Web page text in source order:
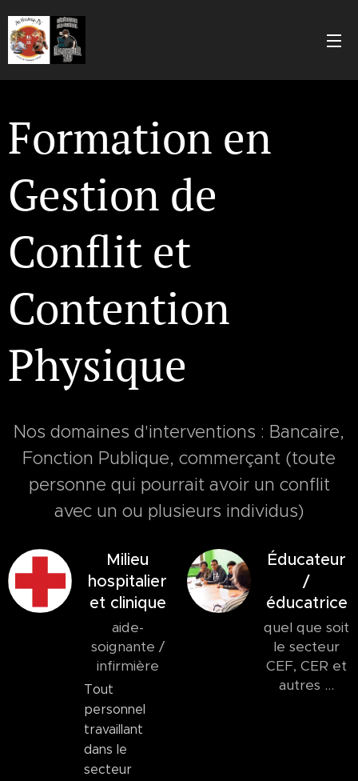
Formation en
Gestion de
Conflit et
Contention
Physique
Nos domaines d'interventions : Bancaire,
Fonction Publique, commerçant (toute
personne qui pourrait avoir un conflit
avec un ou plusieurs individus)
Milieu
hospitalier
et clinique
aide-
soignante /
infirmière
Tout
personnel
travaillant
dans le
secteur
Éducateur
/
éducatrice
quel que soit
le secteur
CEF, CER et
autres ...